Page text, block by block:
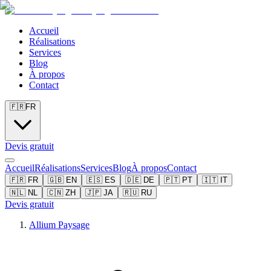
Accueil
Réalisations
Services
Blog
À propos
Contact
🇫🇷FR
Devis gratuit
AccueilRéalisationsServicesBlogÀ proposContact
🇫🇷 FR 🇬🇧 EN 🇪🇸 ES 🇩🇪 DE 🇵🇹 PT 🇮🇹 IT
🇳🇱 NL 🇨🇳 ZH 🇯🇵 JA 🇷🇺 RU
Devis gratuit
Allium Paysage